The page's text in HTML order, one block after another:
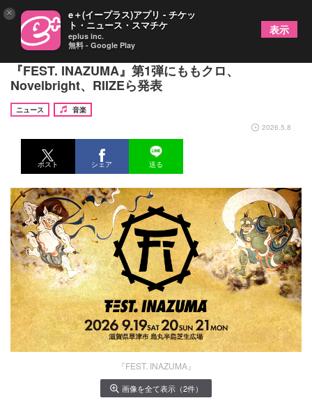
西川貴教が発起人、滋賀県下最大の音楽イベント
『FEST. INAZUMA』第1弾にももクロ、
Novelbright、RIIZEら発表
ニュース
音楽
2026.5.8
ポスト シェア 送る
『FEST. INAZUMA』
画像を全て表示（2件）
× e＋(イープラス)アプリ - チケッ
ト・ニュース・スマチケ
eplus inc.
無料 - Google Play
表示